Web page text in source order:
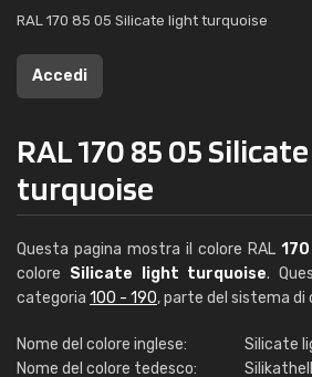
RAL 170 85 05 Silicate light turquoise
Accedi
RAL 170 85 05
turquoise
Questa pagina mostra il colore RAL
colore Silicate light turquoise.
categoria 100 - 190, parte del sistema di
Nome del colore inglese:
Silicate
Nome del colore tedesco: